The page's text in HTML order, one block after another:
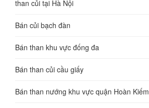
than củi tại Hà Nội
Bán củi bạch đàn
Bán than khu vực đống đa
Bán than củi cầu giấy
Bán than nướng khu vực quận Hoàn Kiếm